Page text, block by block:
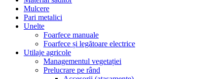
Mulcere
Pari metalici
Unelte
Foarfece manuale
Foarfece și legătoare electrice
Utilaje agricole
Managementul vegetației
Prelucrare pe rând